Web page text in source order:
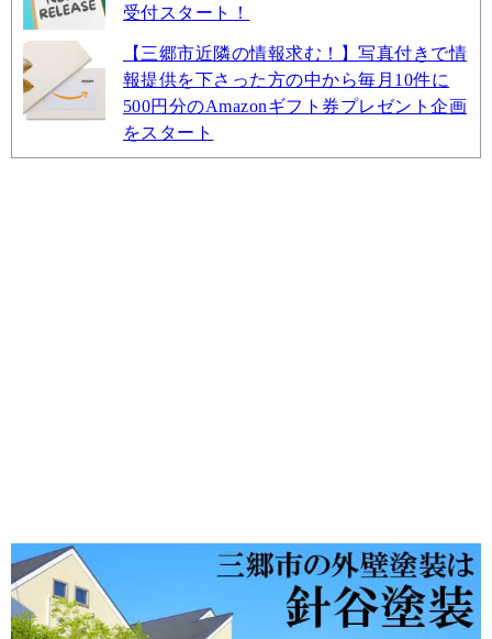
受付スタート！
【三郷市近隣の情報求む！】写真付きで情
報提供を下さった方の中から毎月10件に
500円分のAmazonギフト券プレゼント企画
をスタート